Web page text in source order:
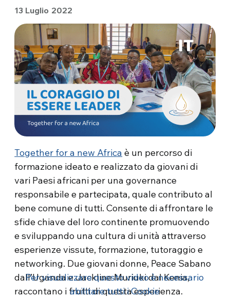
13 Luglio 2022
Together for a new Africa è un percorso di
formazione ideato e realizzato da giovani di
vari Paesi africani per una governance
responsabile e partecipata, quale contributo al
bene comune di tutti. Consente di affrontare le
sfide chiave del loro continente promuovendo
e sviluppando una cultura di unità attraverso
esperienze vissute, formazione, tutoraggio e
networking. Due giovani donne, Peace Sabano
dall’Uganda e Jackline Muriuki dal Kenia,
raccontano i frutti di questa esperienza.
Per visualizzare questo video è necessario
abilitare tutti i Cookie